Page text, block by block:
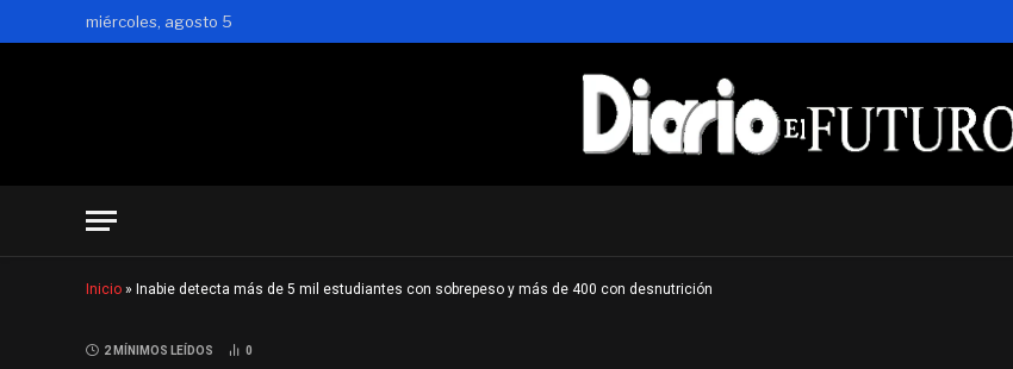
miércoles, agosto 5
Inicio » Inabie detecta más de 5 mil estudiantes con sobrepeso y más de 400 con desnutrición
2 MÍNIMOS LEÍDOS 0